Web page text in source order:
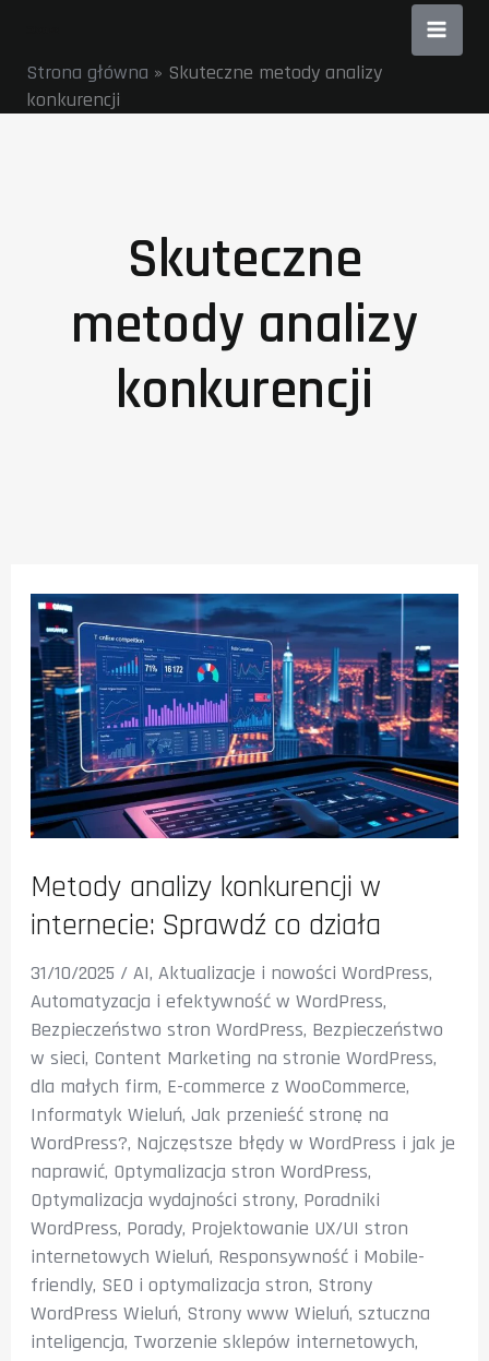
treściStrona główna » Skuteczne metody analizy
konkurencji
Skuteczne
metody analizy
konkurencji
Metody analizy konkurencji w
internecie: Sprawdź co działa
31/10/2025 /AI,Aktualizacje i nowości WordPress,
Automatyzacja i efektywność w WordPress,
Bezpieczeństwo stron WordPress, Bezpieczeństwo
w sieci, Content Marketing na stronie WordPress,
dla małych firm, E-commerce z WooCommerce,
Informatyk Wieluń,Jak przenieść stronę na
WordPress?, Najczęstsze błędy w WordPress i jak je
naprawić, Optymalizacja stron WordPress,
Optymalizacja wydajności strony, Poradniki
WordPress, Porady, Projektowanie UX/UI stron
internetowych Wieluń, Responsywność i Mobile-
friendly, SEO i optymalizacja stron, Strony
WordPress Wieluń, Strony www Wieluń,sztuczna
inteligencja, Tworzenie sklepów internetowych,